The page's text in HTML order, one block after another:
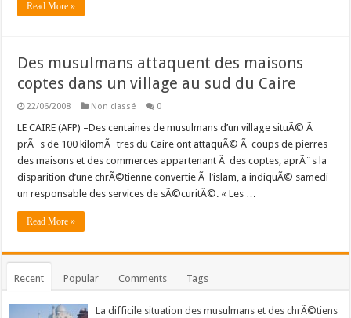
Read More »
Des musulmans attaquent des maisons
coptes dans un village au sud du Caire
22/06/2008 Non classé 0
LE CAIRE (AFP) –Des centaines de musulmans d’un village situÃ© Ã
prÃ¨s de 100 kilomÃ¨tres du Caire ont attaquÃ© Ã coups de pierres
des maisons et des commerces appartenant Ã des coptes, aprÃ¨s la
disparition d’une chrÃ©tienne convertie Ã l’islam, a indiquÃ© samedi
un responsable des services de sÃ©curitÃ©. « Les …
Read More »
Recent Popular Comments Tags
La difficile situation des musulmans et des chrÃ©tiens